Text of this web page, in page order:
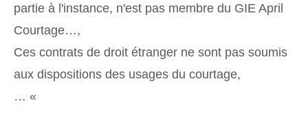
partie à l'instance, n'est pas membre du GIE April
Courtage…,
Ces contrats de droit étranger ne sont pas soumis
aux dispositions des usages du courtage,
… «